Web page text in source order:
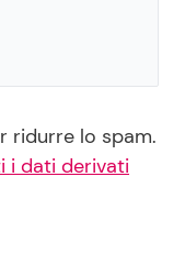
ridurre lo spam.
i dati derivati